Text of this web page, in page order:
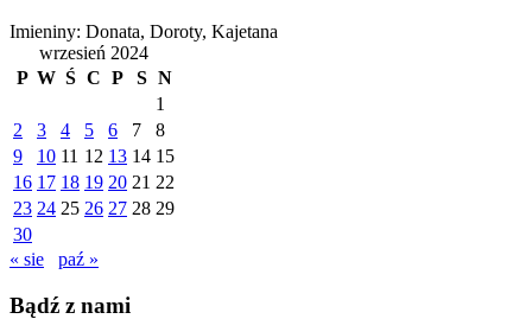
Imieniny: Donata, Doroty, Kajetana
wrzesień 2024
P W Ś C P S N
1
2
3 4 5 6 7
8
9
10 11 12 13 14 15
16 17 18 19 20 21 22
23 24 25 26 27 28 29
30
« sie
paź »
Bądź z nami